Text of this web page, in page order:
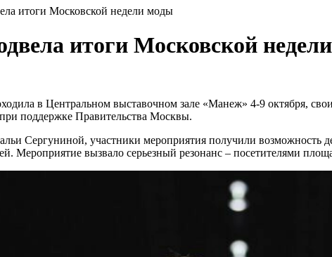
итоги Московской недели моды
итоги Московской
в Центральном выставочном зале «Манеж» 4-9 октября,
поддержке Правительства Москвы.
Сергуниной, участники мероприятия получили возможность
Мероприятие вызвало серьезный резонанс – посетителями